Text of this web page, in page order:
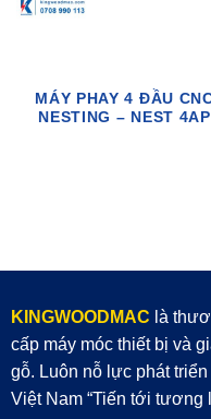
MÁY PHAY 4 ĐẦU
NESTING – NEST 4AP
KINGWOODMAC là
cấp máy móc thiết bị và
gỗ. Luôn nỗ lực phát
Việt Nam “Tiến tới tương